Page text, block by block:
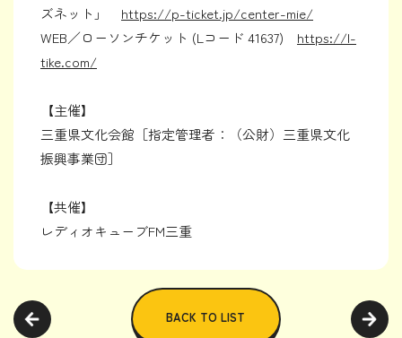
ズネット」 https://p-ticket.jp/center-mie/
WEB／ローソンチケット (Lコード 41637) https://l-
tike.com/
【主催】
三重県文化会館［指定管理者：（公財）三重県文化
振興事業団］
【共催】
レディオキューブFM三重
BACK TO LIST